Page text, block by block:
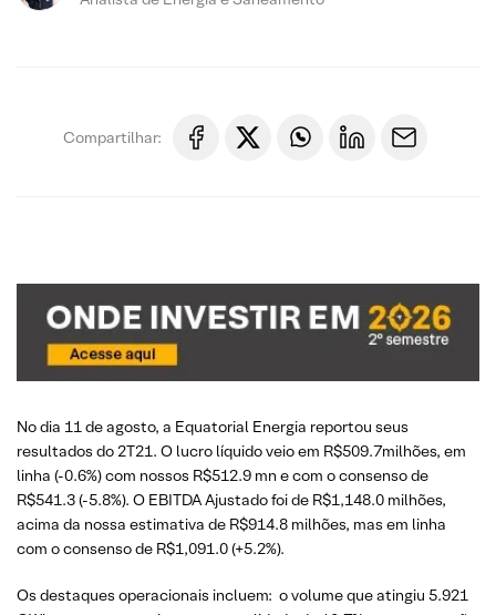
Compartilhar:
No dia 11 de agosto, a Equatorial Energia reportou seus
resultados do 2T21. O lucro líquido veio em R$509.7milhões, em
linha (-0.6%) com nossos R$512.9 mn e com o consenso de
R$541.3 (-5.8%). O EBITDA Ajustado foi de R$1,148.0 milhões,
acima da nossa estimativa de R$914.8 milhões, mas em linha
com o consenso de R$1,091.0 (+5.2%).
Os destaques operacionais incluem: o volume que atingiu 5.921